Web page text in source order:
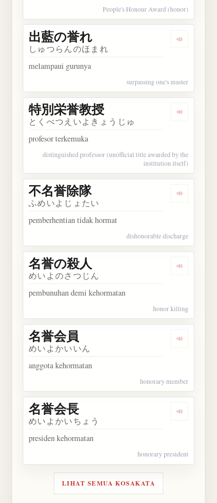
People's Honour Award (honor)
Dengarkan
出藍の誉れ
しゅつらんのほまれ
melampaui gurunya
surpassing one's master
Dengarkan
特別栄誉教授
とくべつえいよきょうじゅ
profesor terkemuka
distinguished professor (unofficial title awarded by the
institution itself)
Dengarkan
不名誉除隊
ふめいよじょたい
pemberhentian tidak hormat
dishonorable discharge
Dengarkan
名誉の殺人
めいよのさつじん
pembunuhan demi kehormatan
honor killing
Dengarkan
名誉会員
めいよかいいん
anggota kehormatan
honorary member
Dengarkan
名誉会長
めいよかいちょう
presiden kehormatan
honorary president
LIHAT SEMUA KOSAKATA